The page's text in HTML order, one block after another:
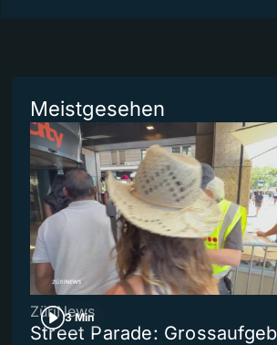
Meistgesehen
3 Min
ZüriNews
Street Parade: